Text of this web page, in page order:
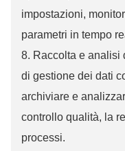
impostazioni,
parametri in tempo
8. Raccolta e analisi
di gestione dei dati
archiviare e
controllo qualità, la
processi.